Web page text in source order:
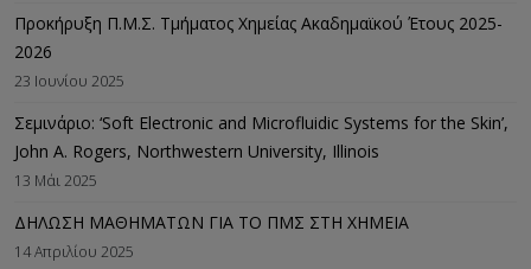
Προκήρυξη Π.Μ.Σ. Τμήματος Χημείας Ακαδημαϊκού Έτους 2025-
2026
23 Ιουνίου 2025
Σεμινάριο: ‘Soft Electronic and Microfluidic Systems for the Skin’,
John A. Rogers, Northwestern University, Illinois
13 Μάι 2025
ΔΗΛΩΣΗ ΜΑΘΗΜΑΤΩΝ ΓΙΑ ΤΟ ΠΜΣ ΣΤΗ ΧΗΜΕΙΑ
14 Απριλίου 2025